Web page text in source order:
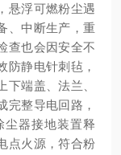
悬浮可燃粉尘遇
、中断生产，重
查也会因安全不
防静电针刺毡，
端盖、法兰、
完整导电回路，
尘器接地装置释
点火源，符合粉